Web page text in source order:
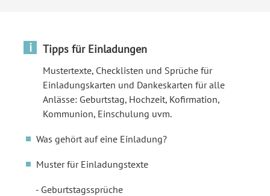
i Tipps für Einladungen
Mustertexte, Checklisten und Sprüche für
Einladungskarten und Dankeskarten für alle
Anlässe: Geburtstag, Hochzeit, Kofirmation,
Kommunion, Einschulung uvm.
Was gehört auf eine Einladung?
Muster für Einladungstexte
Geburtstagssprüche